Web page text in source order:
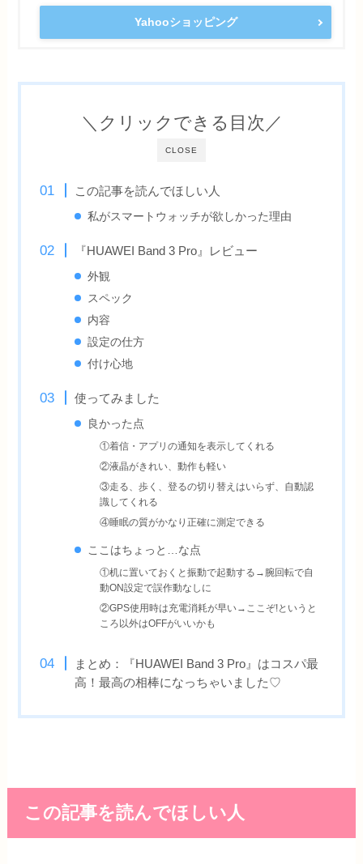
Yahooショッピング
CLOSE
＼クリックできる目次／
この記事を読んでほしい人
私がスマートウォッチが欲しかった理由
『HUAWEI Band 3 Pro』レビュー
外観
スペック
内容
設定の仕方
付け心地
使ってみました
良かった点
①着信・アプリの通知を表示してくれる
②液晶がきれい、動作も軽い
③走る、歩く、登るの切り替えはいらず、自動認
識してくれる
④睡眠の質がかなり正確に測定できる
ここはちょっと…な点
①机に置いておくと振動で起動する→腕回転で自
動ON設定で誤作動なしに
②GPS使用時は充電消耗が早い→ここぞ!というと
ころ以外はOFFがいいかも
まとめ：『HUAWEI Band 3 Pro』はコスパ最
高！最高の相棒になっちゃいました♡
この記事を読んでほしい人